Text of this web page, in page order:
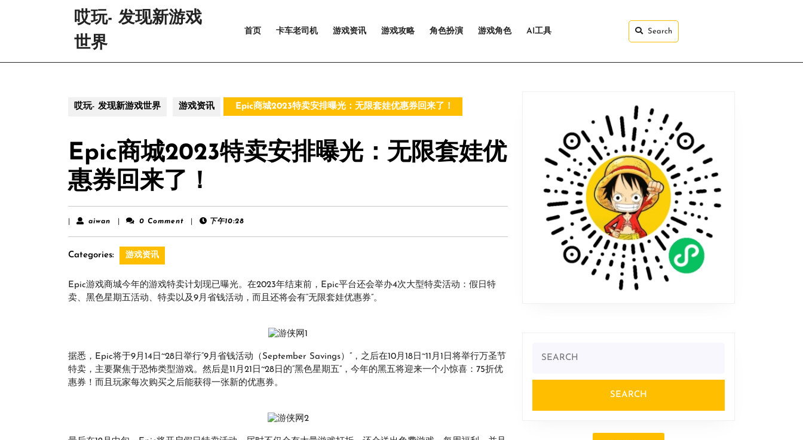
哎玩- 发现新游戏
世界
首页 卡车老司机 游戏资讯 游戏攻略 角色扮演 游戏角色 AI工具 Search
哎玩- 发现新游戏世界 游戏资讯 Epic商城2023特卖安排曝光：无限套娃优惠券回来了！
Epic商城2023特卖安排曝光：无限套娃优
惠券回来了！
aiwan aiwan 0 Comment 下午10:28
Categories: 游戏资讯
Epic游戏商城今年的游戏特卖计划现已曝光。在2023年结束前，Epic平台还会举办4次大型特卖活动：假日特
卖、黑色星期五活动、特卖以及9月省钱活动，而且还将会有“无限套娃优惠券”。
据悉，Epic将于9月14日~28日举行“9月省钱活动（September Savings）”，之后在10月18日~11月1日将举行万圣节
特卖，主要聚焦于恐怖类型游戏。然后是11月21日~28日的“黑色星期五”，今年的黑五将迎来一个小惊喜：75折优
惠券！而且玩家每次购买之后能获得一张新的优惠券。
for: